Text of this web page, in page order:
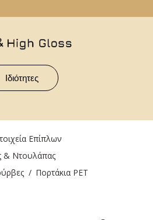
Ιδιότητες
Επίπλων
& Ντουλάπας
Πορτάκια PET